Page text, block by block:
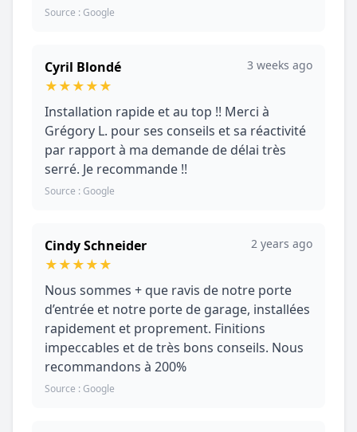
Source : Google
Cyril Blondé
★★★★★
3 weeks ago
Installation rapide et au top !! Merci à
Grégory L. pour ses conseils et sa réactivité
par rapport à ma demande de délai très
serré. Je recommande !!
Source : Google
Cindy Schneider
★★★★★
2 years ago
Nous sommes + que ravis de notre porte
d’entrée et notre porte de garage, installées
rapidement et proprement. Finitions
impeccables et de très bons conseils. Nous
recommandons à 200%
Source : Google